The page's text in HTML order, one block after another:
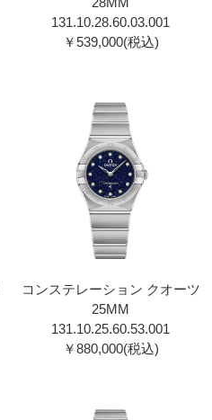
131.10.28.60.03.001
￥539,000(税込)
コンステレーション クオーツ
25MM
131.10.25.60.53.001
￥880,000(税込)